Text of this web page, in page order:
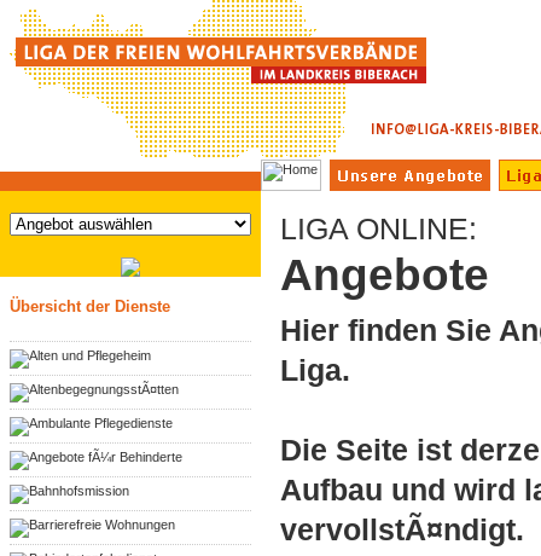
Übersicht der Dienste
Alten und Pflegeheim
AltenbegegnungsstÃ¤tten
Ambulante Pflegedienste
Angebote fÃ¼r Behinderte
Bahnhofsmission
Barrierefreie Wohnungen
LIGA ONLINE:
Angebote
Hier finden Sie
Liga.
Die Seite ist
Aufbau und wird
vervollstÃ¤ndigt.